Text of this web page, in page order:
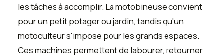
les tâches à accomplir. La motobineuse convient
pour un petit potager ou jardin, tandis qu'un
motoculteur s'impose pour les grands espaces.
Ces machines permettent de labourer, retourner